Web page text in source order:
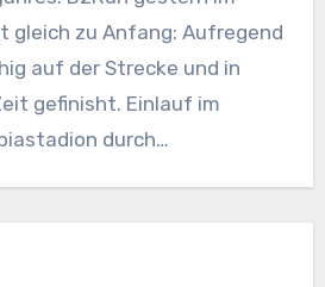
gleich zu Anfang: Aufregend
auf der Strecke und in
gefinisht. Einlauf im
durch…